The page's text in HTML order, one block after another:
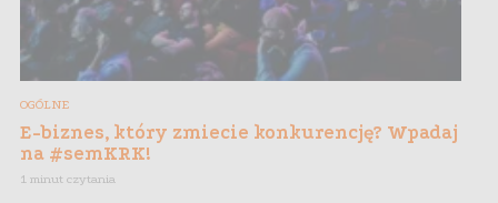
OGÓLNE
E-biznes, który zmiecie konkurencję? Wpadaj
na #semKRK!
1 minut czytania